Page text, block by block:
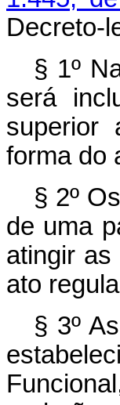
Decreto-
§ 1º
será
superior
forma do
§ 2º
de uma
atingir
ato
§ 3º